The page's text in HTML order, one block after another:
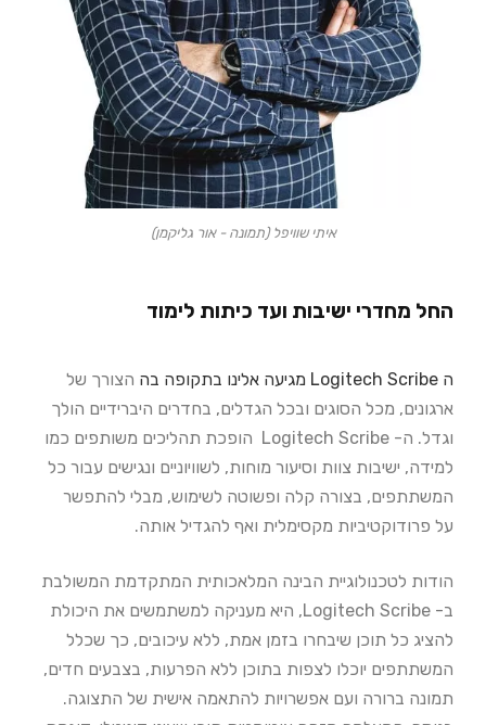
איתי שוויפל (תמונה - אור גליקמן)
החל מחדרי ישיבות ועד כיתות לימוד
ה Logitech Scribe מגיעה אלינו בתקופה בה
הצורך של
ארגונים, מכל הסוגים ובכל הגדלים, בחדרים היברידיים הולך
וגדל. ה-
Logitech Scribe הופכת תהליכים משותפים כמו
למידה, ישיבות צוות וסיעור מוחות, לשוויוניים ונגישים עבור כל
המשתתפים, בצורה קלה ופשוטה לשימוש, מבלי להתפשר
על פרודוקטיביות מקסימלית ואף להגדיל אותה.
הודות לטכנולוגיית הבינה המלאכותית המתקדמת המשולבת
ב- Logitech Scribe, היא
מעניקה למשתמשים את היכולת
להציג כל תוכן שיבחרו בזמן אמת, ללא עיכובים, כך שכלל
המשתתפים יוכלו לצפות בתוכן ללא הפרעות, בצבעים חדים,
תמונה ברורה ועם אפשרויות להתאמה אישית של התצוגה.